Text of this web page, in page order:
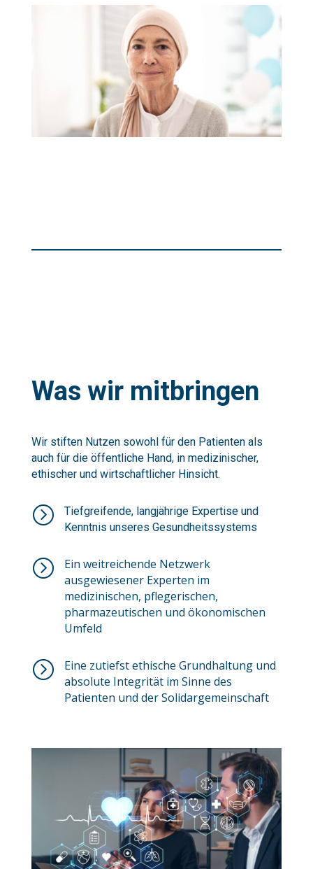
Was wir mitbringen
Wir stiften Nutzen sowohl für den Patienten als
auch für die öffentliche Hand, in medizinischer,
ethischer und wirtschaftlicher Hinsicht.
=
Tiefgreifende, langjährige Expertise und
Kenntnis unseres Gesundheitssystems
=
Ein weitreichende Netzwerk
ausgewiesener Experten im
medizinischen, pflegerischen,
pharmazeutischen und ökonomischen
Umfeld
=
Eine zutiefst ethische Grundhaltung und
absolute Integrität im Sinne des
Patienten und der Solidargemeinschaft